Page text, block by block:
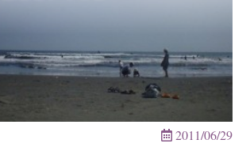
2011/06/29